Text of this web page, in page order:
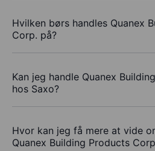
Hvilken børs handles Quanex
Corp. på?
Kan jeg handle Quanex
hos Saxo?
Hvor kan jeg få mere at vide
Quanex Building Products